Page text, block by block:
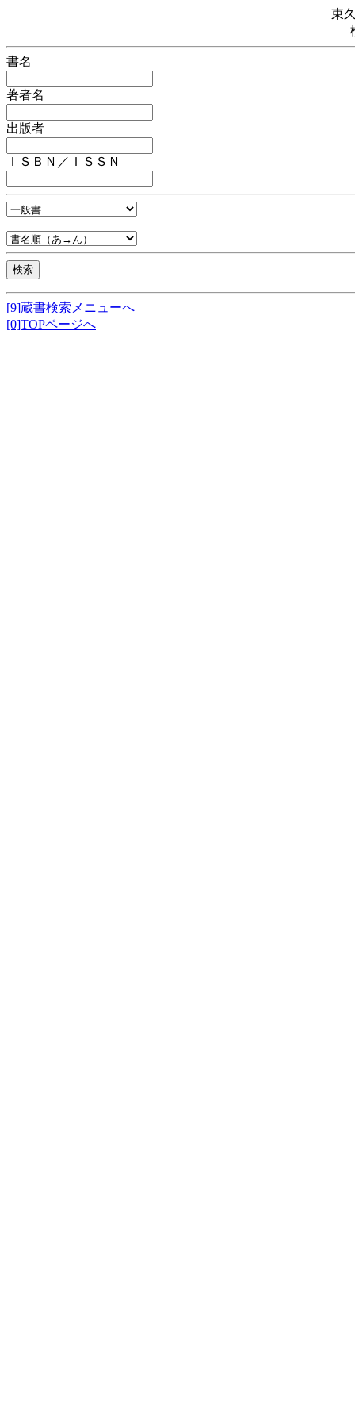
東
書名
著者名
出版者
ＩＳＢＮ／ＩＳＳＮ
[9]蔵書検索メニューへ
[0]TOPページへ